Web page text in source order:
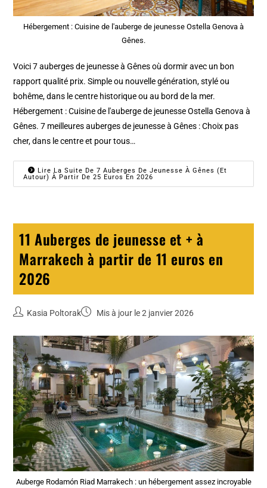
Hébergement : Cuisine de l'auberge de jeunesse Ostella Genova à
Gênes.
Voici 7 auberges de jeunesse à Gênes où dormir avec un bon
rapport qualité prix. Simple ou nouvelle génération, stylé ou
bohême, dans le centre historique ou au bord de la mer.
Hébergement : Cuisine de l'auberge de jeunesse Ostella Genova à
Gênes. 7 meilleures auberges de jeunesse à Gênes : Choix pas
cher, dans le centre et pour tous…
Lire La Suite De 7 Auberges De Jeunesse À Gênes (et
Autour) À Partir De 25 Euros En 2026
11 Auberges de jeunesse et + à
Marrakech à partir de 11 euros en
2026
Kasia Poltorak Mis à jour le 2 janvier 2026
Auberge Rodamón Riad Marrakech : un hébergement assez incroyable